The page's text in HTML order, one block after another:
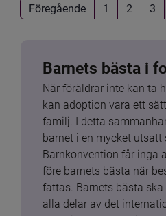
Föregående 1 2 3
Barnets bästa i
När föräldrar inte kan ta
kan adoption vara ett
familj. I detta
barnet i en mycket utsatt
Barnkonvention får inga
före barnets bästa när
fattas. Barnets bästa
alla delar av det